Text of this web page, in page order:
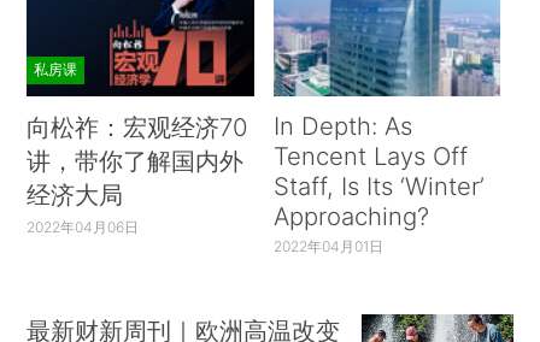
私房课
向松祚：宏观经济70
讲，带你了解国内外
经济大局
2022年04月06日
In Depth: As
Tencent Lays Off
Staff, Is Its ‘Winter’
Approaching?
2022年04月01日
最新财新周刊｜欧洲高温改变